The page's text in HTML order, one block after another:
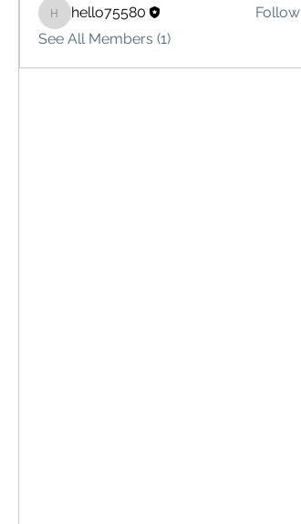
hello75580
hello75580
Follow
See All Members (1)